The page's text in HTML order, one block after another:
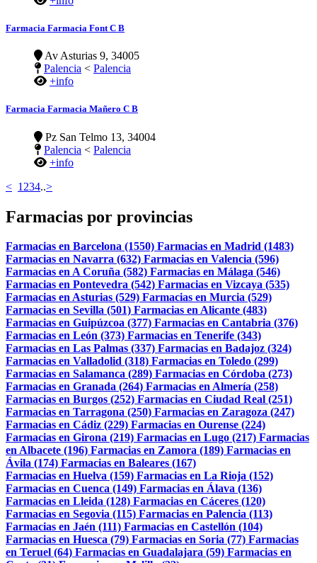
Farmacia Farmacia Font C B
Av Asturias 9, 34005
Palencia < Palencia
+info
Farmacia Farmacia Mañero C B
Pz San Telmo 13, 34004
Palencia < Palencia
+info
< 1 234..>
Farmacias por provincias
Farmacias en Barcelona (1550) Farmacias en Madrid (1483)
Farmacias en Navarra (632) Farmacias en Valencia (596)
Farmacias en A Coruña (582) Farmacias en Málaga (546)
Farmacias en Pontevedra (542) Farmacias en Vizcaya (535)
Farmacias en Asturias (529) Farmacias en Murcia (529)
Farmacias en Sevilla (501) Farmacias en Alicante (483)
Farmacias en Guipúzcoa (377) Farmacias en Cantabria (376)
Farmacias en León (373) Farmacias en Tenerife (343)
Farmacias en Las Palmas (337) Farmacias en Badajoz (324)
Farmacias en Valladolid (318) Farmacias en Toledo (299)
Farmacias en Salamanca (289) Farmacias en Córdoba (273)
Farmacias en Granada (264) Farmacias en Almería (258)
Farmacias en Burgos (252) Farmacias en Ciudad Real (251)
Farmacias en Tarragona (250) Farmacias en Zaragoza (247)
Farmacias en Cádiz (229) Farmacias en Ourense (224)
Farmacias en Girona (219) Farmacias en Lugo (217) Farmacias
en Albacete (196) Farmacias en Zamora (189) Farmacias en
Ávila (174) Farmacias en Baleares (167)
Farmacias en Huelva (159) Farmacias en La Rioja (152)
Farmacias en Cuenca (149) Farmacias en Álava (136)
Farmacias en Lleida (128) Farmacias en Cáceres (120)
Farmacias en Segovia (115) Farmacias en Palencia (113)
Farmacias en Jaén (111) Farmacias en Castellón (104)
Farmacias en Huesca (79) Farmacias en Soria (77) Farmacias
en Teruel (64) Farmacias en Guadalajara (59) Farmacias en